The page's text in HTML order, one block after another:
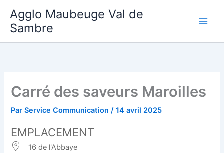
contenu
Agglo Maubeuge Val de
Sambre
Carré des saveurs Maroilles
ParService Communication/14 avril 2025
EMPLACEMENT
16 de l'Abbaye